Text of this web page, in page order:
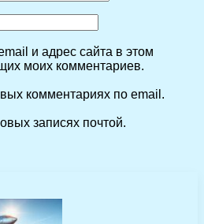
и адрес сайта в этом
моих комментариев.
комментариях по email.
записях почтой.